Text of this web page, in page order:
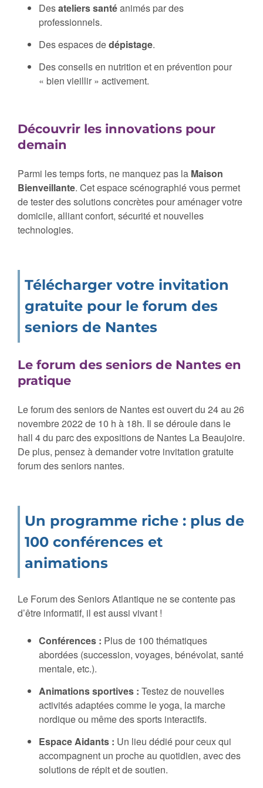
Desateliers santéanimés par des
professionnels.
Des espaces dedépistage.
Des conseils en nutrition et en prévention pour
« bien vieillir » activement.
Découvrir les innovations pour
demain
Parmi les temps forts, ne manquez pas la Maison
Bienveillante. Cet espace scénographié vous permet
de tester des solutions concrètes pour aménager votre
domicile, alliant confort, sécurité et nouvelles
technologies.
Télécharger votre invitation
gratuite pour le forum des
seniors de Nantes
Le forum des seniors de Nantes en
pratique
Le forum des seniors de Nantes est ouvert du 24 au 26
novembre 2022 de 10 h à 18h. Il se déroule dans le
hall 4 du parc des expositions de Nantes La Beaujoire.
De plus, pensez à demander votre invitation gratuite
forum des seniors nantes.
Un programme riche : plus de
100 conférences et
animations
Le Forum des Seniors Atlantique ne se contente pas
d’être informatif, il est aussi vivant !
Conférences : Plus de 100 thématiques
abordées (succession, voyages, bénévolat, santé
mentale, etc.).
Animations sportives : Testez de nouvelles
activités adaptées comme le yoga, la marche
nordique ou même des sports interactifs.
Espace Aidants : Un lieu dédié pour ceux qui
accompagnent un proche au quotidien, avec des
solutions de répit et de soutien.